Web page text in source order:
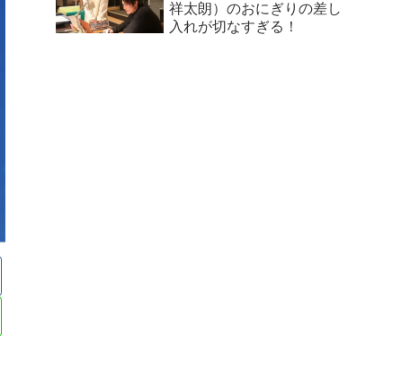
祥太朗）のおにぎりの差し
入れが切なすぎる！